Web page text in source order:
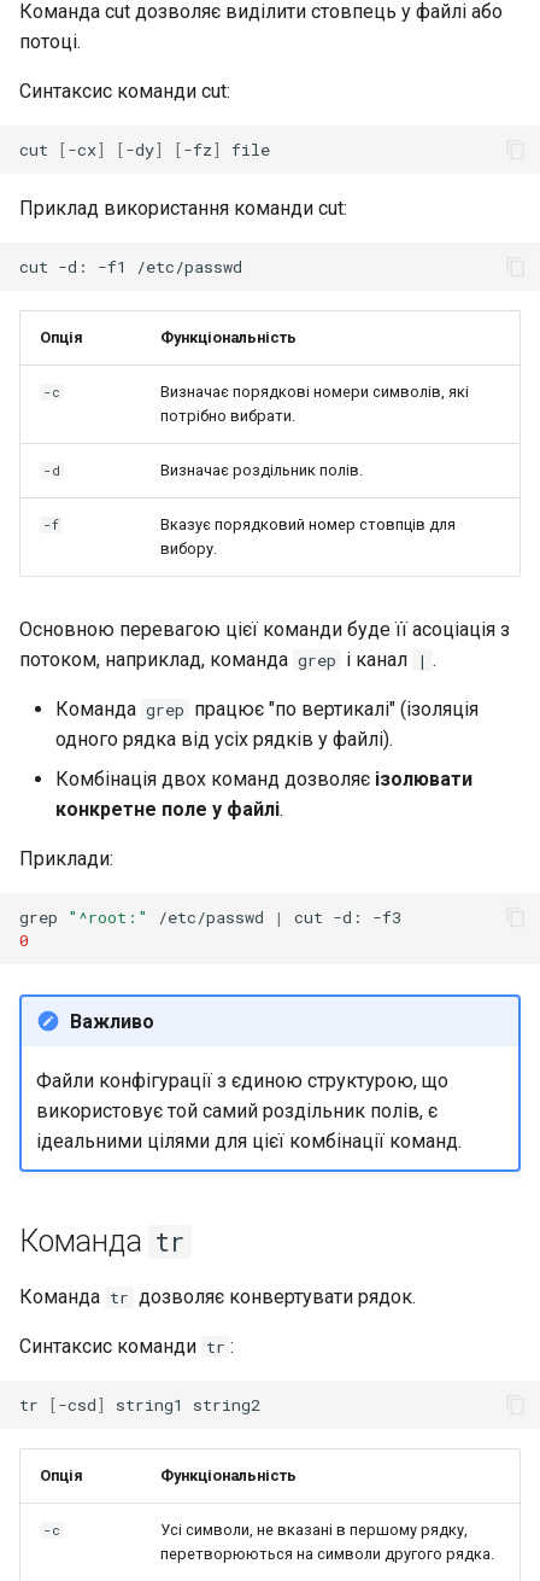
Команда cut дозволяє виділити стовпець у файлі або
потоці.
Синтаксис команди cut:
cut [-cx] [-dy] [-fz]
Приклад використання команди cut:
cut -d: -f1
Опція Функціональність
-c
Визначає порядкові номери символів, які
потрібно вибрати.
-d Визначає роздільник полів.
-f
Вказує порядковий номер стовпців для
вибору.
Основною перевагою цієї команди буде її асоціація з
потоком, наприклад, команда grep і канал | .
Команда grep працює "по вертикалі" (ізоляція
одного рядка від усіх рядків у файлі).
Комбінація двох команд дозволяє ізолювати
конкретне поле у файлі.
Приклади:
grep "^root:" /etc/passwd | cut -d:
0
Важливо
Файли конфігурації з єдиною структурою, що
використовує той самий роздільник полів, є
ідеальними цілями для цієї комбінації команд.
Команда tr
Команда tr дозволяє конвертувати рядок.
Синтаксис команди tr :
tr [-csd] string1
Опція Функціональність
-c
Усі символи, не вказані в першому рядку,
перетворюються на символи другого рядка.